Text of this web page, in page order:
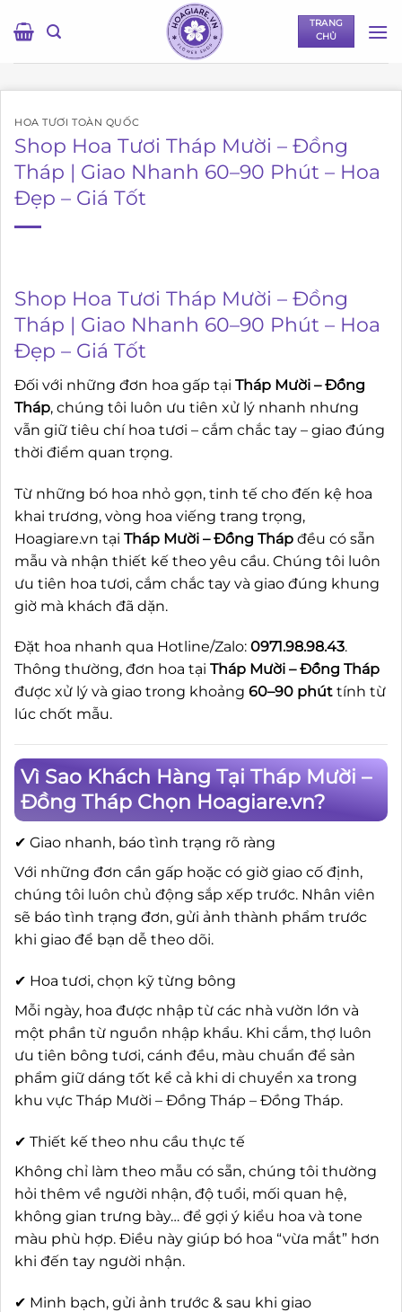
qua
TRANG
CHỦ
HOA TƯƠI TOÀN QUỐC
Shop Hoa Tươi Tháp Mười – Đồng
Tháp | Giao Nhanh 60–90 Phút – Hoa
Đẹp – Giá Tốt
Shop Hoa Tươi Tháp Mười – Đồng
Tháp | Giao Nhanh 60–90 Phút – Hoa
Đẹp – Giá Tốt
Đối với những đơn hoa gấp tại Tháp Mười – Đồng
Tháp, chúng tôi luôn ưu tiên xử lý nhanh nhưng
vẫn giữ tiêu chí hoa tươi – cắm chắc tay – giao đúng
thời điểm quan trọng.
Từ những bó hoa nhỏ gọn, tinh tế cho đến kệ hoa
khai trương, vòng hoa viếng trang trọng,
Hoagiare.vn tại Tháp Mười – Đồng Tháp đều có sẵn
mẫu và nhận thiết kế theo yêu cầu. Chúng tôi luôn
ưu tiên hoa tươi, cắm chắc tay và giao đúng khung
giờ mà khách đã dặn.
Đặt hoa nhanh qua Hotline/Zalo: 0971.98.98.43.
Thông thường, đơn hoa tại Tháp Mười – Đồng Tháp
được xử lý và giao trong khoảng 60–90 phút tính từ
lúc chốt mẫu.
Vì Sao Khách Hàng Tại Tháp Mười –
Đồng Tháp Chọn Hoagiare.vn?
✔ Giao nhanh, báo tình trạng rõ ràng
Với những đơn cần gấp hoặc có giờ giao cố định,
chúng tôi luôn chủ động sắp xếp trước. Nhân viên
sẽ báo tình trạng đơn, gửi ảnh thành phẩm trước
khi giao để bạn dễ theo dõi.
✔ Hoa tươi, chọn kỹ từng bông
Mỗi ngày, hoa được nhập từ các nhà vườn lớn và
một phần từ nguồn nhập khẩu. Khi cắm, thợ luôn
ưu tiên bông tươi, cánh đều, màu chuẩn để sản
phẩm giữ dáng tốt kể cả khi di chuyển xa trong
khu vực Tháp Mười – Đồng Tháp – Đồng Tháp.
✔ Thiết kế theo nhu cầu thực tế
Không chỉ làm theo mẫu có sẵn, chúng tôi thường
hỏi thêm về người nhận, độ tuổi, mối quan hệ,
không gian trưng bày… để gợi ý kiểu hoa và tone
màu phù hợp. Điều này giúp bó hoa “vừa mắt” hơn
khi đến tay người nhận.
✔ Minh bạch, gửi ảnh trước & sau khi giao